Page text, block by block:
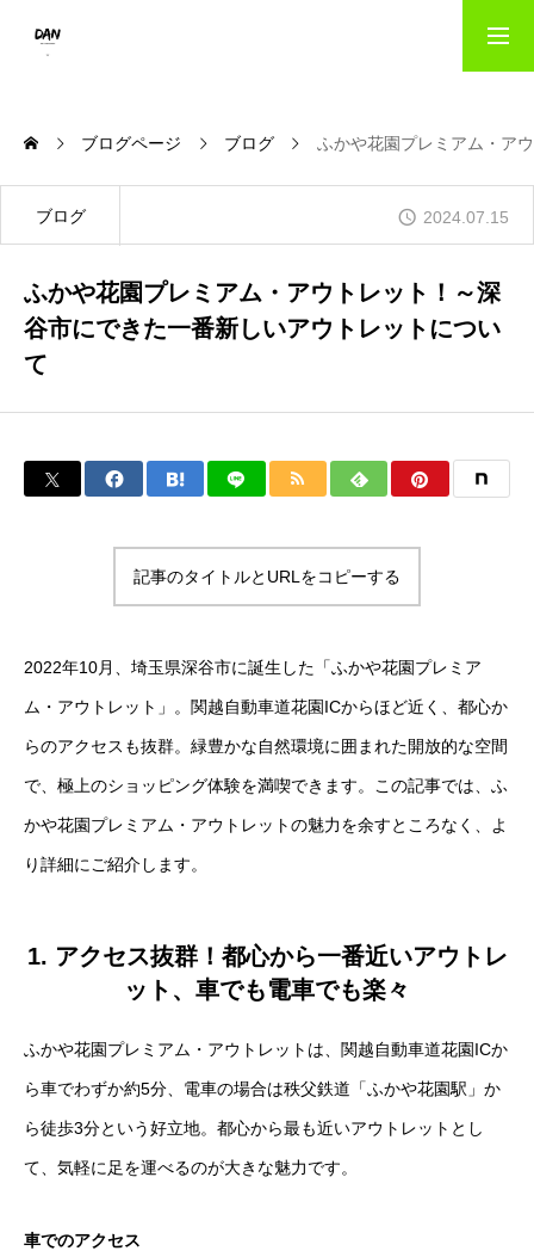
出版事業のご案内｜danパブリッシング
写真撮影サービス｜danフォト
会社概要
お問い合わせ
ブログページ ブログ ふかや花園プレミアム・ア
ブログ 2024.07.15
ふかや花園プレミアム・アウトレット！～深
谷市にできた一番新しいアウトレットについ
て
記事のタイトルとURLをコピーする
2022年10月、埼玉県深谷市に誕生した「ふかや花園プレミア
ム・アウトレット」。関越自動車道花園ICからほど近く、都心か
らのアクセスも抜群。緑豊かな自然環境に囲まれた開放的な空間
で、極上のショッピング体験を満喫できます。この記事では、ふ
かや花園プレミアム・アウトレットの魅力を余すところなく、よ
り詳細にご紹介します。
1. アクセス抜群！都心から一番近いアウトレ
ット、車でも電車でも楽々
ふかや花園プレミアム・アウトレットは、関越自動車道花園ICか
ら車でわずか約5分、電車の場合は秩父鉄道「ふかや花園駅」か
ら徒歩3分という好立地。都心から最も近いアウトレットとし
て、気軽に足を運べるのが大きな魅力です。
車でのアクセス